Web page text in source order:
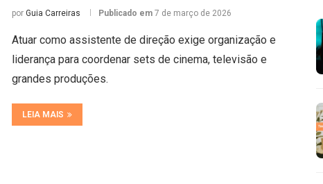
por Guia Carreiras Publicado em 7 de março de 2026
Atuar como assistente de direção exige organização e
liderança para coordenar sets de cinema, televisão e
grandes produções.
LEIA MAIS